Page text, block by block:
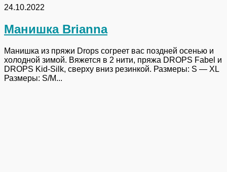
24.10.2022
Манишка Brianna
Манишка из пряжи Drops согреет вас поздней осенью и
холодной зимой. Вяжется в 2 нити, пряжа DROPS Fabel и
DROPS Kid-Silk, сверху вниз резинкой. Размеры: S — XL
Размеры: S/M...